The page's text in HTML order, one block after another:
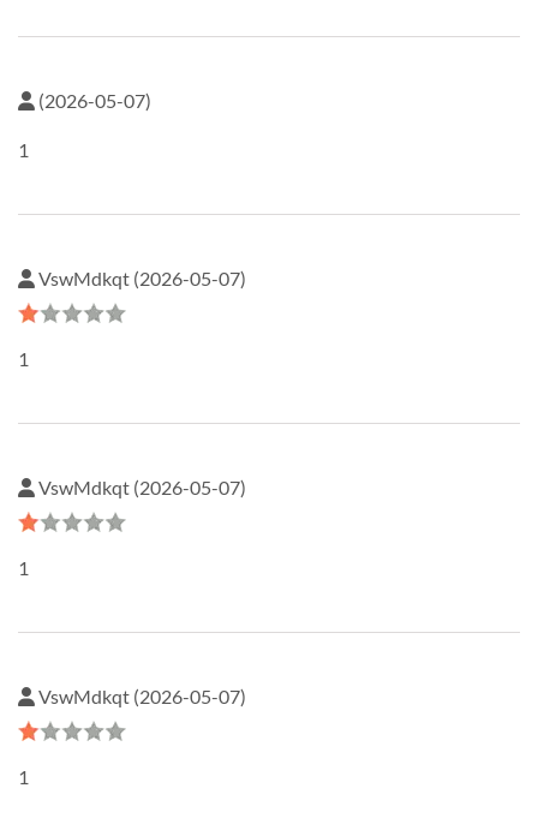
(2026-05-07)
1
VswMdkqt (2026-05-07)
1
VswMdkqt (2026-05-07)
1
VswMdkqt (2026-05-07)
1